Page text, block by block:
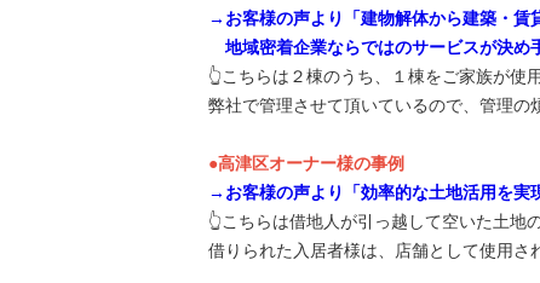
→お客様の声より「建物解体から建築・賃
地域密着企業ならではのサービスが決め
👆こちらは２棟のうち、１棟をご家族が使
弊社で管理させて頂いているので、管理の
●高津区オーナー様の事例
→お客様の声より「効率的な土地活用を実
👆こちらは借地人が引っ越して空いた土地
借りられた入居者様は、店舗として使用さ